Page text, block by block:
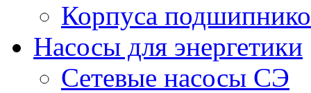
Корпуса
Насосы для энергетики
Сетевые насосы СЭ